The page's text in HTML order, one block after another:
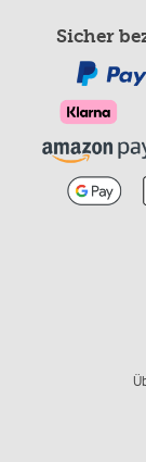
Sicher